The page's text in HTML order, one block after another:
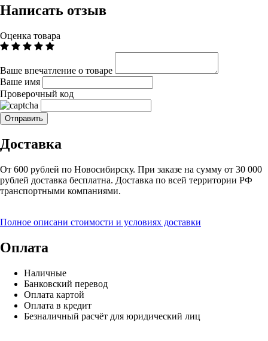
Написать отзыв
Оценка товара
Ваше впечатление о товаре
Ваше имя
Проверочный код
Доставка
От 600 рублей по Новосибирску. При заказе на сумму от 30 000
рублей доставка бесплатна. Доставка по всей территории РФ
транспортными компаниями.
Полное описани стоимости и условиях доставки
Оплата
Наличные
Банковский перевод
Оплата картой
Оплата в кредит
Безналичный расчёт для юридический лиц